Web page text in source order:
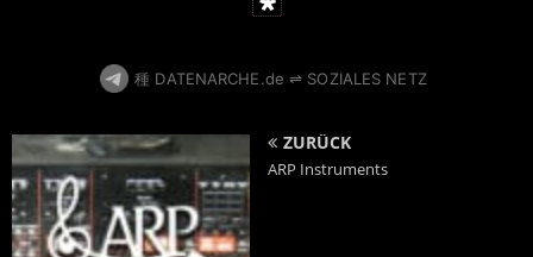
種 DATENARCHE.de ⇌ SOZIALES NETZ
ZURÜCK
ARP Instruments